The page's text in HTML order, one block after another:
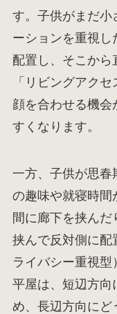
す。子供がまだ小
ーションを重視し
配置し、そこから
「リビングアク
顔を合わせる機会
すくなります。
一方、子供が思春
の趣味や就寝時間
間に廊下を挟ん
挟んで反対側に配
ライバシー重視
平屋は、短辺方向
め、長辺方向にど